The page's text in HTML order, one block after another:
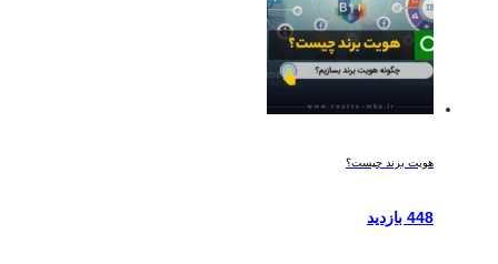
هویت برند چیست؟
448 بازدید